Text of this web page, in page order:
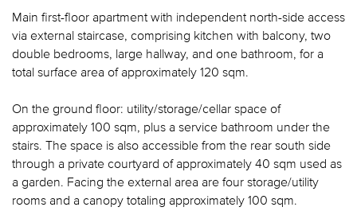
Main first-floor apartment with independent north-side access
via external staircase, comprising kitchen with balcony, two
double bedrooms, large hallway, and one bathroom, for a
total surface area of approximately 120 sqm.
On the ground floor: utility/storage/cellar space of
approximately 100 sqm, plus a service bathroom under the
stairs. The space is also accessible from the rear south side
through a private courtyard of approximately 40 sqm used as
a garden. Facing the external area are four storage/utility
rooms and a canopy totaling approximately 100 sqm.